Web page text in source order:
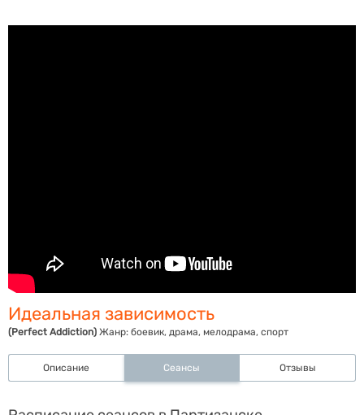
Идеальная зависимость
(Perfect Addiction) Жанр: боевик, драма, мелодрама, спорт
Описание Сеансы Отзывы